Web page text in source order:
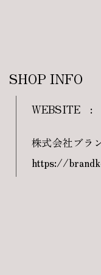
SHOP INFO
WEBSITE :
株式会社ブラ
https://